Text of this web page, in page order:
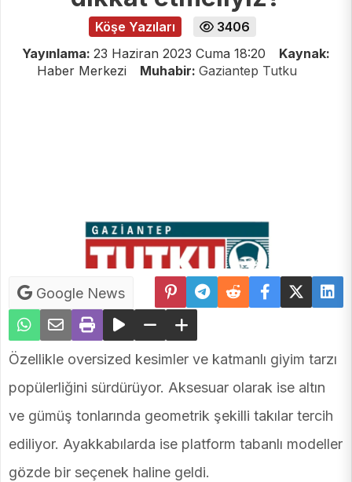
Köşe Yazıları
3406
Yayınlama: 23 Haziran 2023 Cuma 18:20
Kaynak:
Haber Merkezi
Muhabir: Gaziantep Tutku
Google News
Özellikle oversized kesimler ve katmanlı giyim tarzı
popülerliğini sürdürüyor. Aksesuar olarak ise altın
ve gümüş tonlarında geometrik şekilli takılar tercih
ediliyor. Ayakkabılarda ise platform tabanlı modeller
gözde bir seçenek haline geldi.